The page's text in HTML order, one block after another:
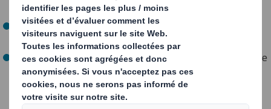
Lesdéchets plastiques: responsables d’une forte
pollution en raison de leur difficulté à être recyclés.
Lesdéchets de carton et de papier
qui bénéficient d’une
excellente recyclabilité, mais qui nécessitent une
gestion adéquate pour être pleinement inscrits dans
une dynamique d’économie circulaire.